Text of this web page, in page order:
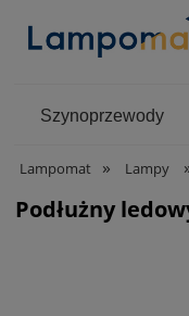
Szynoprzewody
Lampomat » Lampy
Podłużny